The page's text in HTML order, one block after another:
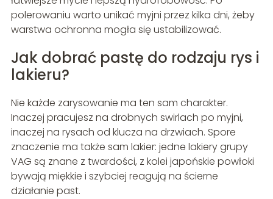
polerowaniu warto unikać myjni przez kilka dni, żeby
warstwa ochronna mogła się ustabilizować.
Jak dobrać pastę do rodzaju rys i
lakieru?
Nie każde zarysowanie ma ten sam charakter.
Inaczej pracujesz na drobnych swirlach po myjni,
inaczej na rysach od klucza na drzwiach. Spore
znaczenie ma także sam lakier: jedne lakiery grupy
VAG są znane z twardości, z kolei japońskie powłoki
bywają miękkie i szybciej reagują na ścierne
działanie past.